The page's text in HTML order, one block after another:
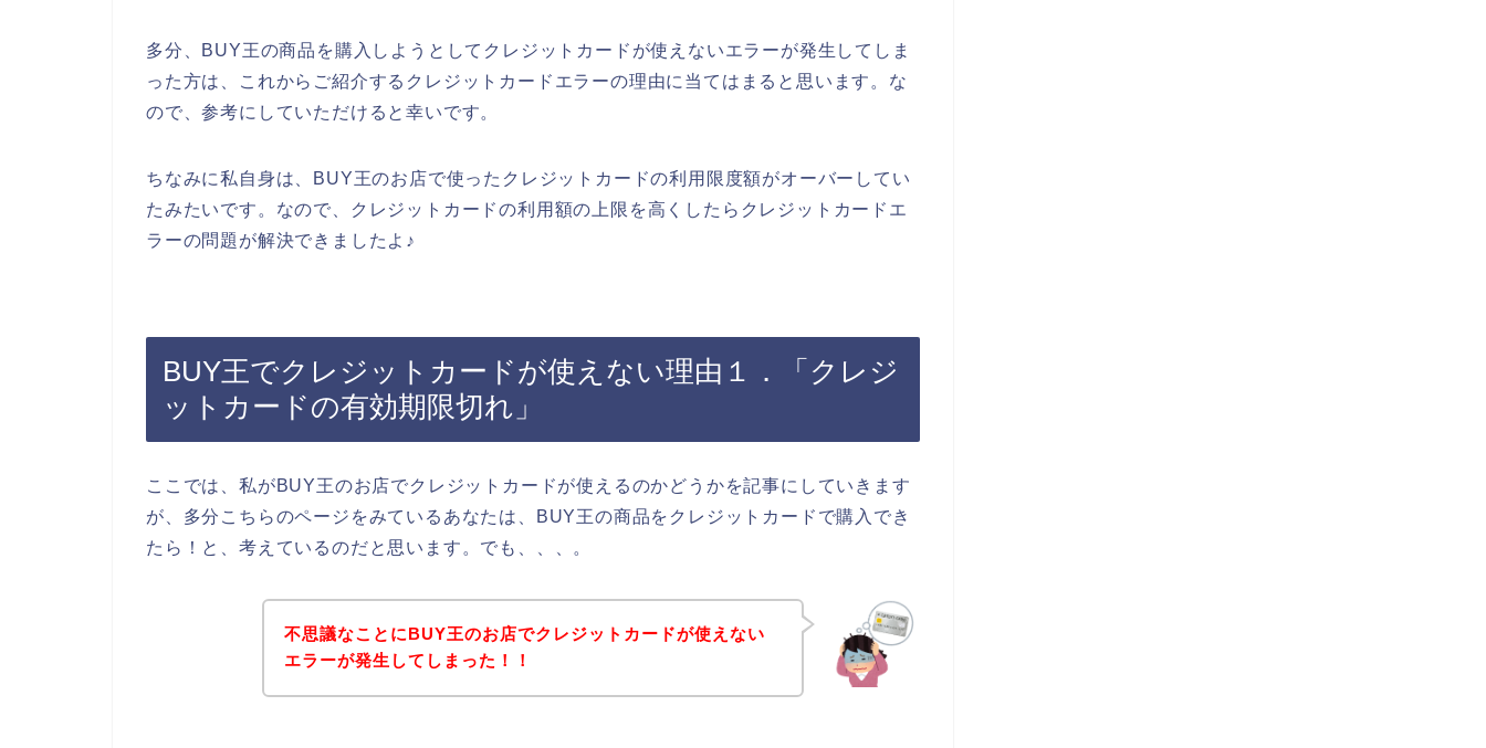
多分、BUY王の商品を購入しようとしてクレジットカードが使えないエラーが発生してしま
った方は、これからご紹介するクレジットカードエラーの理由に当てはまると思います。な
ので、参考にしていただけると幸いです。
ちなみに私自身は、BUY王のお店で使ったクレジットカードの利用限度額がオーバーしてい
たみたいです。なので、クレジットカードの利用額の上限を高くしたらクレジットカードエ
ラーの問題が解決できましたよ♪
BUY王でクレジットカードが使えない理由１．「クレジ
ットカードの有効期限切れ」
ここでは、私がBUY王のお店でクレジットカードが使えるのかどうかを記事にしていきます
が、多分こちらのページをみているあなたは、BUY王の商品をクレジットカードで購入でき
たら！と、考えているのだと思います。でも、、、。
不思議なことにBUY王のお店でクレジットカードが使えない
エラーが発生してしまった！！